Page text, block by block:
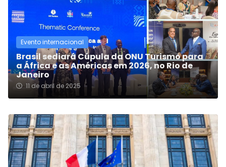
Evento internacional
Brasil sediará Cúpula da ONU Turismo para
a África e as Américas em 2026, no Rio de
Janeiro
11 de abril de 2025